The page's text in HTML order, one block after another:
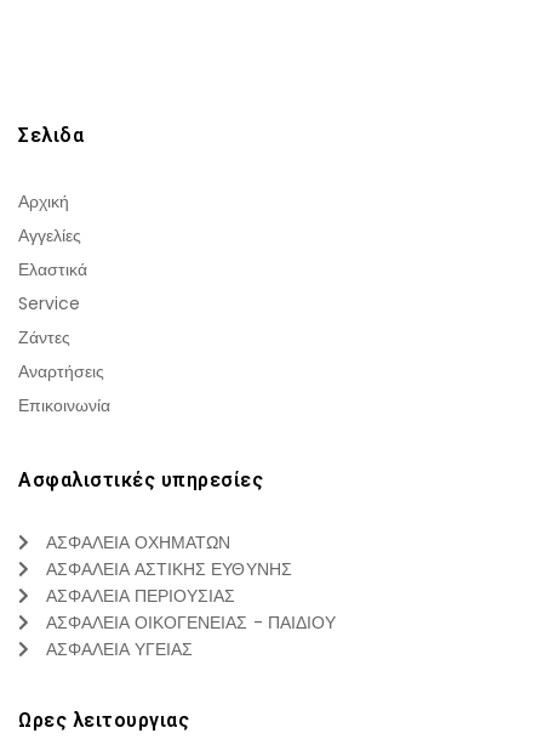
Σελιδα
Αρχική
Αγγελίες
Ελαστικά
Service
Ζάντες
Αναρτήσεις
Επικοινωνία
Ασφαλιστικές υπηρεσίες
ΑΣΦΑΛΕΙΑ ΟΧΗΜΑΤΩΝ
ΑΣΦΑΛΕΙΑ ΑΣΤΙΚΗΣ ΕΥΘΥΝΗΣ
ΑΣΦΑΛΕΙΑ ΠΕΡΙΟΥΣΙΑΣ
ΑΣΦΑΛΕΙΑ ΟΙΚΟΓΕΝΕΙΑΣ - ΠΑΙΔΙΟΥ
ΑΣΦΑΛΕΙΑ ΥΓΕΙΑΣ
Ωρες λειτουργιας